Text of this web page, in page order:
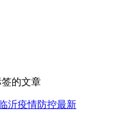
的文章